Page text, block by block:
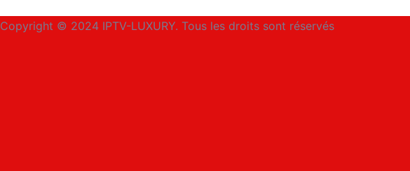
Copyright © 2024 IPTV-LUXURY. Tous les droits sont réservés